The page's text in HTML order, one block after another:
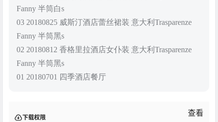
Fanny 半筒白s
03 20180825 威斯汀酒店蕾丝裙装 意大利Trasparenze
Fanny 半筒黑s
02 20180812 香格里拉酒店女仆装 意大利Trasparenze
Fanny 半筒黑s
01 20180701 四季酒店餐厅
下载权限 查看